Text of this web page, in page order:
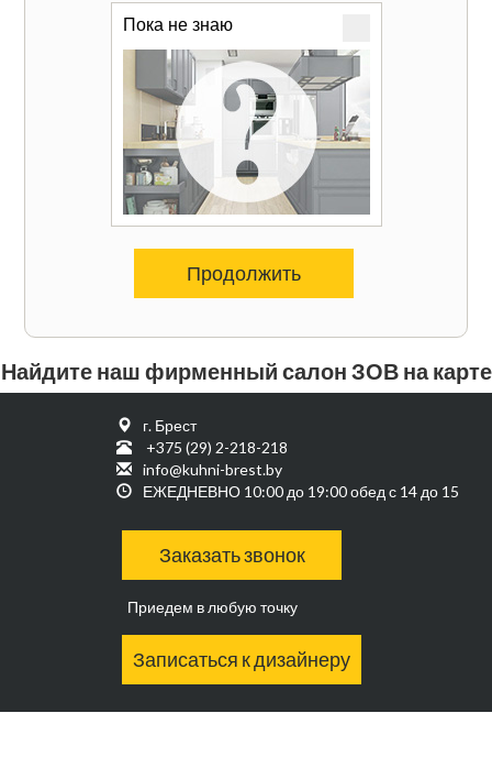
Пока не знаю
Продолжить
Найдите наш фирменный салон ЗОВ на карте
г. Брест
+375 (29) 2-218-218
info@kuhni-brest.by
ЕЖЕДНЕВНО 10:00 до 19:00 обед с 14 до 15
Заказать звонок
Приедем в любую точку
Записаться к дизайнеру